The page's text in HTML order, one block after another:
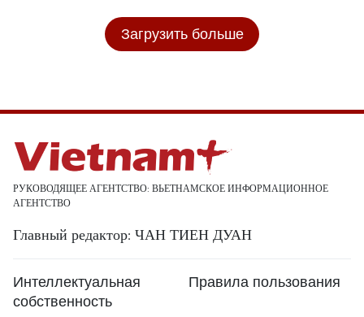
Загрузить больше
РУКОВОДЯЩЕЕ АГЕНТСТВО: ВЬЕТНАМСКОЕ ИНФОРМАЦИОННОЕ
АГЕНТСТВО
Главный редактор: ЧАН ТИЕН ДУАН
Интеллектуальная
собственность
Правила пользования